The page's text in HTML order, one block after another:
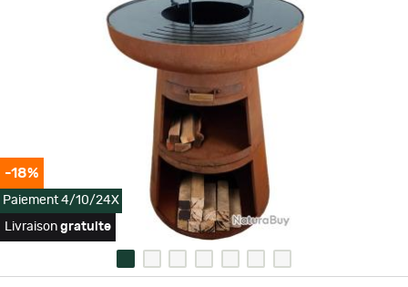
-18%
Paiement 4/10/24X
Livraison gratuite